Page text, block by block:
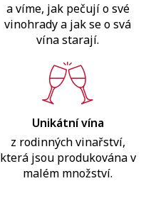
a víme, jak pečují o své
vinohrady a jak se o svá
vína starají.
Unikátní vína
z rodinných vinařství,
která jsou produkována v
malém množství.